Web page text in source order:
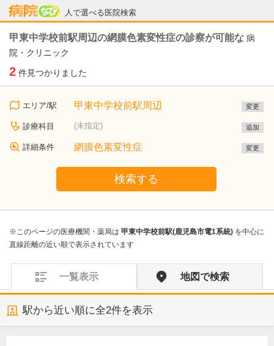
人で選べる医院検索
病院なび
甲東中学校前駅周辺の網膜色素変性症の診察が可能な 病
院・クリニック
2 件見つかりました
エリア/駅 甲東中学校前駅周辺 変更
診療科目 (未指定) 追加
詳細条件 網膜色素変性症 変更
検索する
※このページの医療機関・薬局は 甲東中学校前駅(鹿児島市電1系統) を中心に
直線距離の近い順で表示されています
一覧表示 地図で検索
駅から近い順に全2件を表示